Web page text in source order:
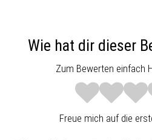
Wie hat dir dieser
Zum Bewerten einfach
Freue mich auf die